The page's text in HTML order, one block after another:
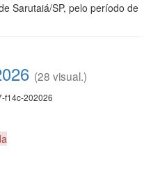
Sarutaiá/SP, pelo período de
(28 visual.)
f14c-202026